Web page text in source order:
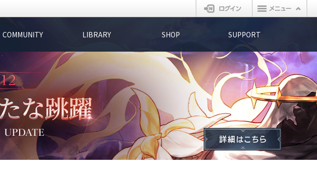
ログイン
COMMUNITY LIBRARY SHOP SUPPORT